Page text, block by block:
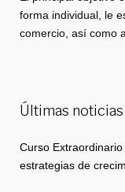
forma individual, le
comercio, así como
Últimas noticias
Curso
estrategias de